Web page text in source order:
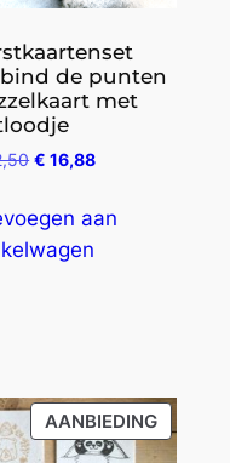
de punten
met
€ 16,88
aan
AANBIEDING
IN